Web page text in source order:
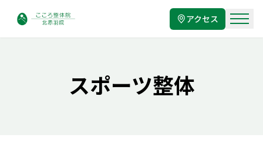
アクセス
スポーツ整体